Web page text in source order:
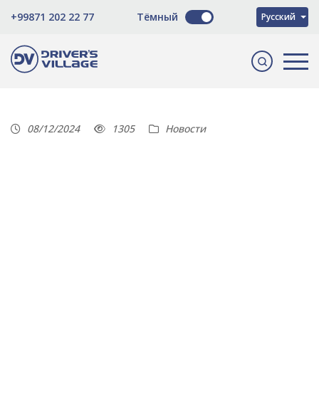
+99871 202 22 77 Тёмный Русский
O'zbekcha
08/12/2024 1305 Новости